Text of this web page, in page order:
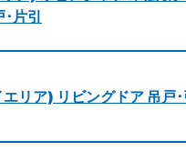
･片引
リア) リビングドア 吊戸